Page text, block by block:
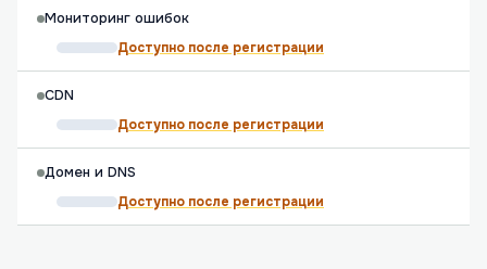
Мониторинг ошибок
Доступно после регистрации
CDN
Доступно после регистрации
Домен и DNS
Доступно после регистрации